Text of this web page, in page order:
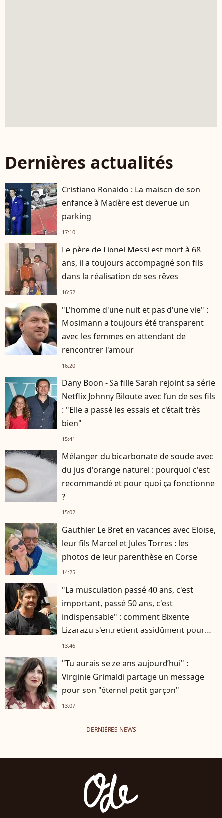
Dernières actualités
Cristiano Ronaldo : La maison de son
enfance à Madère est devenue un
parking
17:10
Le père de Lionel Messi est mort à 68
ans, il a toujours accompagné son fils
dans la réalisation de ses rêves
16:52
"L'homme d'une nuit et pas d'une vie" :
Mosimann a toujours été transparent
avec les femmes en attendant de
rencontrer l'amour
16:20
Dany Boon - Sa fille Sarah rejoint sa série
Netflix Johnny Biloute avec l’un de ses fils
: "Elle a passé les essais et c'était très
bien"
15:41
Mélanger du bicarbonate de soude avec
du jus d'orange naturel : pourquoi c'est
recommandé et pour quoi ça fonctionne
?
15:02
Gauthier Le Bret en vacances avec Eloïse,
leur fils Marcel et Jules Torres : les
photos de leur parenthèse en Corse
14:25
"La musculation passé 40 ans, c'est
important, passé 50 ans, c'est
indispensable" : comment Bixente
Lizarazu s'entretient assidûment pour
rester musclé à 56 ans ?
13:46
"Tu aurais seize ans aujourd’hui" :
Virginie Grimaldi partage un message
pour son "éternel petit garçon"
13:07
DERNIÈRES NEWS